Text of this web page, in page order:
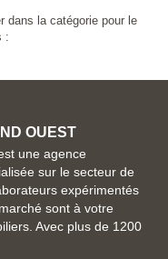
dans la catégorie pour le
:
OUEST
une agence
sur le secteur de
expérimentés
sont à votre
Avec plus de 1200